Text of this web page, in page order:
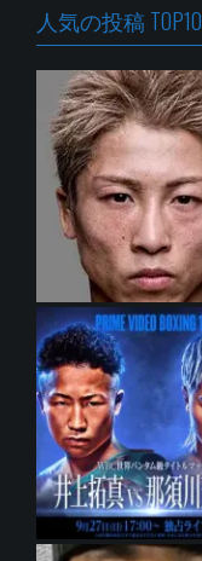
人気の投稿 TOP10